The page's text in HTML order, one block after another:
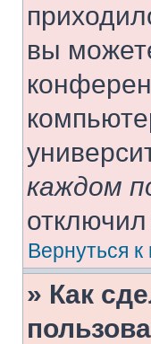
вы
каждом
Вернуться к
» Как